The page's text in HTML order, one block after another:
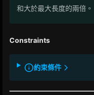
和大於最大長度的兩倍。
Constraints
約束條件